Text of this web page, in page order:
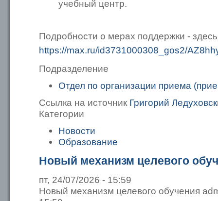
учебный центр.
Подробности о мерах поддержки - здесь
https://max.ru/id3731000308_gos2/
Подразделение
Отдел по организации приема
Ссылка на источник Григорий
Категории
Новости
Образование
Новый механизм целевого
пт, 24/07/2026 - 15:59
Новый механизм целевого обучения